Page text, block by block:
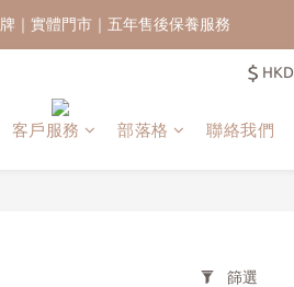
｜實體門市｜五年售後保養服務
｜實體門市｜五年售後保養服務
再送HKD$200 迎新購物金｜全球免運
牌｜實體門市｜五年售後保養服務
$ HKD
客戶服務 部落格 聯絡我們
篩選